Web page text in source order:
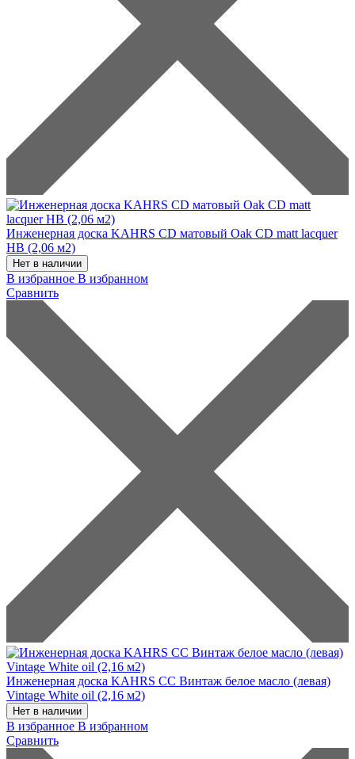
Инженерная доска KAHRS CD матовый Oak CD matt lacquer
HB (2,06 м2)
Нет в наличии
В избранное В избранном
Сравнить
Инженерная доска KAHRS CC Винтаж белое масло (левая)
Vintage White oil (2,16 м2)
Нет в наличии
В избранное В избранном
Сравнить